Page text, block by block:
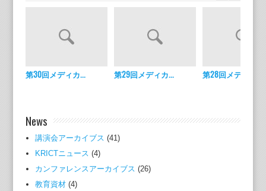
第30回メディカ... 第29回メディカ... 第28回メディカ...
News
講演会アーカイブス (41)
KRICTニュース (4)
カンファレンスアーカイブス (26)
教育資材(4)